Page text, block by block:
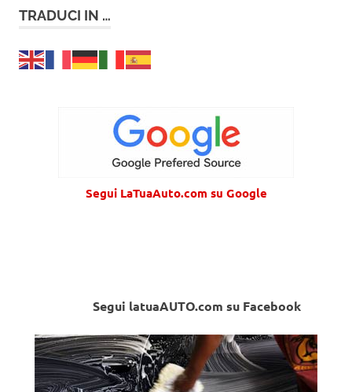
TRADUCI IN …
Segui LaTuaAuto.com su Google
Segui latuaAUTO.com su Facebook